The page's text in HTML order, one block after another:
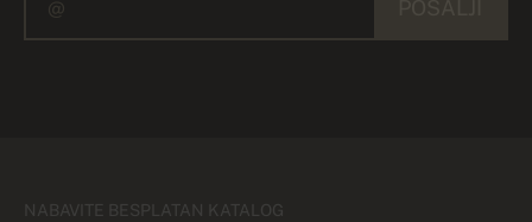
NABAVITE BESPLATAN KATALOG